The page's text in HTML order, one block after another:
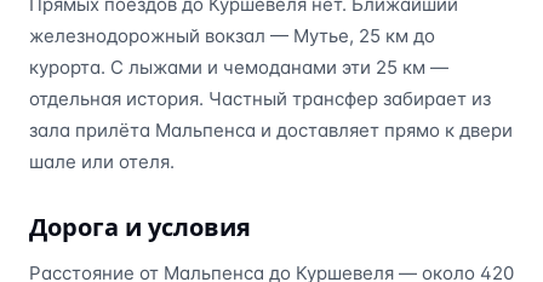
железнодорожный вокзал — Мутье, 25 км до
курорта. С лыжами и чемоданами эти 25 км —
отдельная история. Частный трансфер забирает из
зала прилёта Мальпенса и доставляет прямо к двери
шале или отеля.
Дорога и условия
Расстояние от Мальпенса до Куршевеля — около 420